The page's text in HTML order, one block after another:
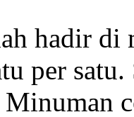
hadir di
per